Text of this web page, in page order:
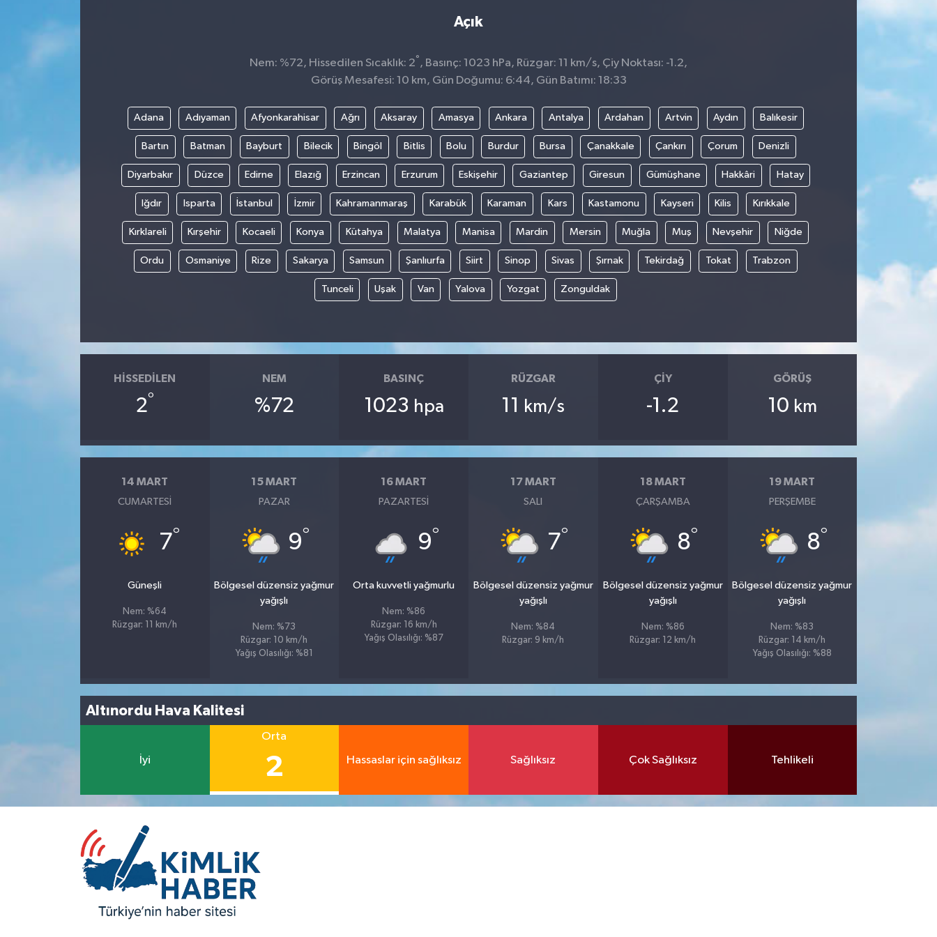
Açık
Nem: %72, Hissedilen Sıcaklık: 2° , Basınç: 1023 hPa, Rüzgar: 11 km/s, Çiy Noktası: -1.2,
Görüş Mesafesi: 10 km, Gün Doğumu: 6:44, Gün Batımı: 18:33
Adana Adıyaman Afyonkarahisar Ağrı Aksaray Amasya Ankara Antalya Ardahan Artvin Aydın Balıkesir
Bartın Batman Bayburt Bilecik Bingöl Bitlis Bolu Burdur Bursa Çanakkale Çankırı Çorum Denizli
Diyarbakır Düzce Edirne Elazığ Erzincan Erzurum Eskişehir Gaziantep Giresun Gümüşhane Hakkâri Hatay
Iğdır Isparta İstanbul İzmir Kahramanmaraş Karabük Karaman Kars Kastamonu Kayseri Kilis Kırıkkale
Kırklareli Kırşehir Kocaeli Konya Kütahya Malatya Manisa Mardin Mersin Muğla Muş Nevşehir Niğde
Ordu Osmaniye Rize Sakarya Samsun Şanlıurfa Siirt Sinop Sivas Şırnak Tekirdağ Tokat Trabzon
Tunceli Uşak Van Yalova Yozgat Zonguldak
HISSEDILEN
2°
NEM
%72
BASINÇ
1023 hpa
RÜZGAR
11 km/s
ÇIY
-1.2
GÖRÜŞ
10 km
14 MART
CUMARTESI
7°
Güneşli
Nem: %64
Rüzgar: 11 km/h
15 MART
PAZAR
9°
Bölgesel düzensiz yağmur
yağışlı
Nem: %73
Rüzgar: 10 km/h
Yağış Olasılığı: %81
16 MART
PAZARTESI
9°
Orta kuvvetli yağmurlu
Nem: %86
Rüzgar: 16 km/h
Yağış Olasılığı: %87
17 MART
SALI
7°
Bölgesel düzensiz yağmur
yağışlı
Nem: %84
Rüzgar: 9 km/h
18 MART
ÇARŞAMBA
8°
Bölgesel düzensiz yağmur
yağışlı
Nem: %86
Rüzgar: 12 km/h
19 MART
PERŞEMBE
8°
Bölgesel düzensiz yağmur
yağışlı
Nem: %83
Rüzgar: 14 km/h
Yağış Olasılığı: %88
Altınordu Hava Kalitesi
İyi
Orta
2 Hassaslar için sağlıksız Sağlıksız Çok Sağlıksız Tehlikeli
Özel Haber
Teknoloji